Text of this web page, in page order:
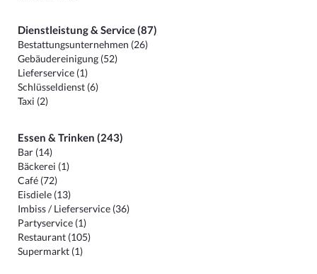
Dienstleistung & Service (87)
Bestattungsunternehmen (26)
Gebäudereinigung (52)
Lieferservice (1)
Schlüsseldienst (6)
Taxi (2)
Essen & Trinken (243)
Bar (14)
Bäckerei (1)
Café (72)
Eisdiele (13)
Imbiss / Lieferservice (36)
Partyservice (1)
Restaurant (105)
Supermarkt (1)